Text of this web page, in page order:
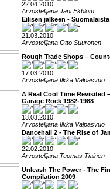
22.04.2010
Arvostelijana Jani Ekblom
Eilisen jälkeen -
21.03.2010
Arvostelijana Otto Suuronen
Rough Trade Shops –
17.03.2010
Arvostelijana Ilkka Valpasvuo
A Real Cool Time Revisited
Garage Rock 1982-1988
13.03.2010
Arvostelijana Ilkka Valpasvuo
Dancehall 2 - The Rise of
22.02.2010
Arvostelijana Tuomas Tiainen
Unleash The Power - The
Compilation 2009